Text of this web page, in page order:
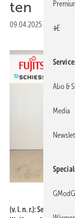
ten
09.04.2025
(v. l. n. r.): Sebastian
+E
Abo &
Media
GModG